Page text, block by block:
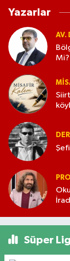
Yazarlar
AV.
Mi?
Süper